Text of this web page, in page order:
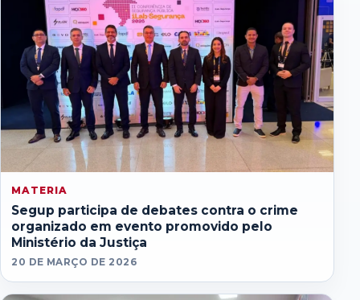
MATERIA
Segup participa de debates contra o crime
organizado em evento promovido pelo
Ministério da Justiça
20 DE MARÇO DE 2026